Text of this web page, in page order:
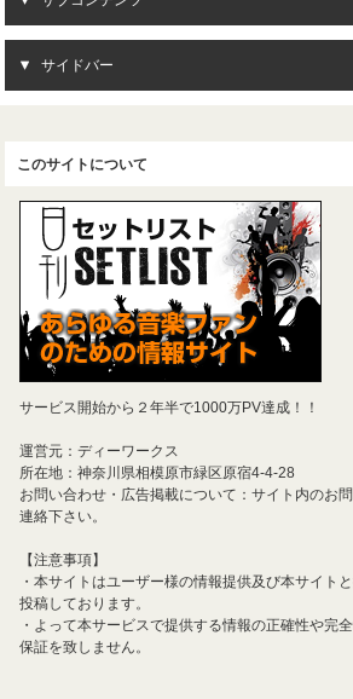
サイドバー
このサイトについて
サービス開始から２年半で1000万PV達成！！
運営元：ディーワークス
所在地：神奈川県相模原市緑区原宿4-4-28
お問い合わせ・広告掲載について：サイト内のお
連絡下さい。
【注意事項】
・本サイトはユーザー様の情報提供及び本サイト
投稿しております。
・よって本サービスで提供する情報の正確性や完
保証を致しません。